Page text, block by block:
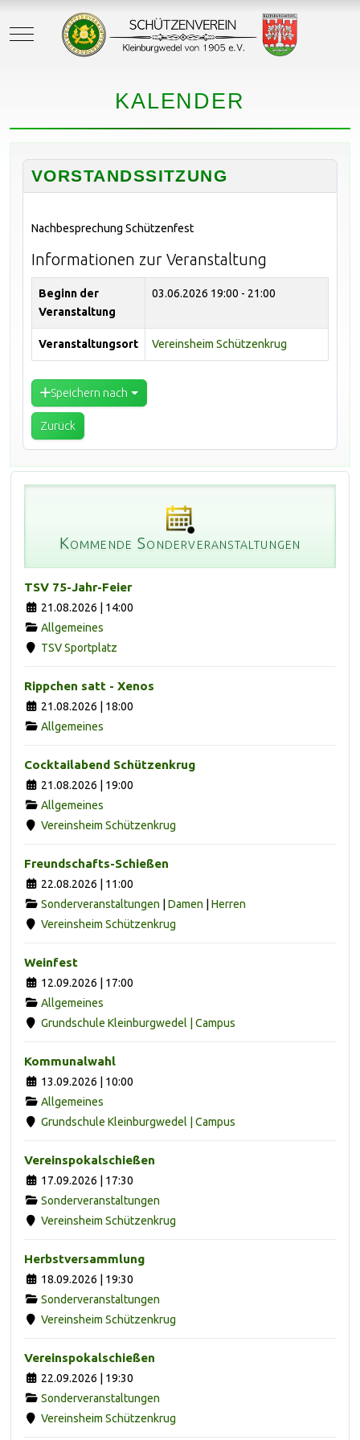
Mobile Menu Toggle
KALENDER
VORSTANDSSITZUNG
Nachbesprechung Schützenfest
Informationen zur Veranstaltung
Beginn der
Veranstaltung
03.06.2026 19:00 - 21:00
Veranstaltungsort Vereinsheim Schützenkrug
Speichern nach
Zurück
Kommende Sonderveranstaltungen
TSV 75-Jahr-Feier
21.08.2026 | 14:00
Allgemeines
TSV Sportplatz
Rippchen satt - Xenos
21.08.2026 | 18:00
Allgemeines
Cocktailabend Schützenkrug
21.08.2026 | 19:00
Allgemeines
Vereinsheim Schützenkrug
Freundschafts-Schießen
22.08.2026 | 11:00
Sonderveranstaltungen
Damen
Herren
Vereinsheim Schützenkrug
Weinfest
12.09.2026 | 17:00
Allgemeines
Grundschule Kleinburgwedel | Campus
Kommunalwahl
13.09.2026 | 10:00
Allgemeines
Grundschule Kleinburgwedel | Campus
Vereinspokalschießen
17.09.2026 | 17:30
Sonderveranstaltungen
Vereinsheim Schützenkrug
Herbstversammlung
18.09.2026 | 19:30
Sonderveranstaltungen
Vereinsheim Schützenkrug
Vereinspokalschießen
22.09.2026 | 19:30
Sonderveranstaltungen
Vereinsheim Schützenkrug